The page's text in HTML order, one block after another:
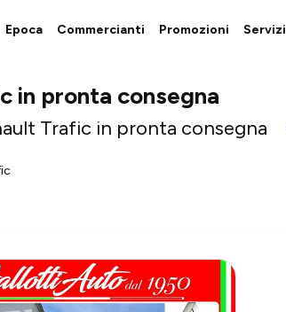
Epoca Commercianti Promozioni Servizi
in pronta consegna
Trafic in pronta consegna